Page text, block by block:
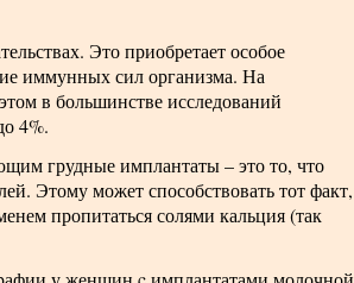
Это приобретает особое
иммунных сил организма. На
в большинстве исследований
4%.
грудные имплантаты – это то, что
Этому может способствовать тот факт,
пропитаться солями кальция (так